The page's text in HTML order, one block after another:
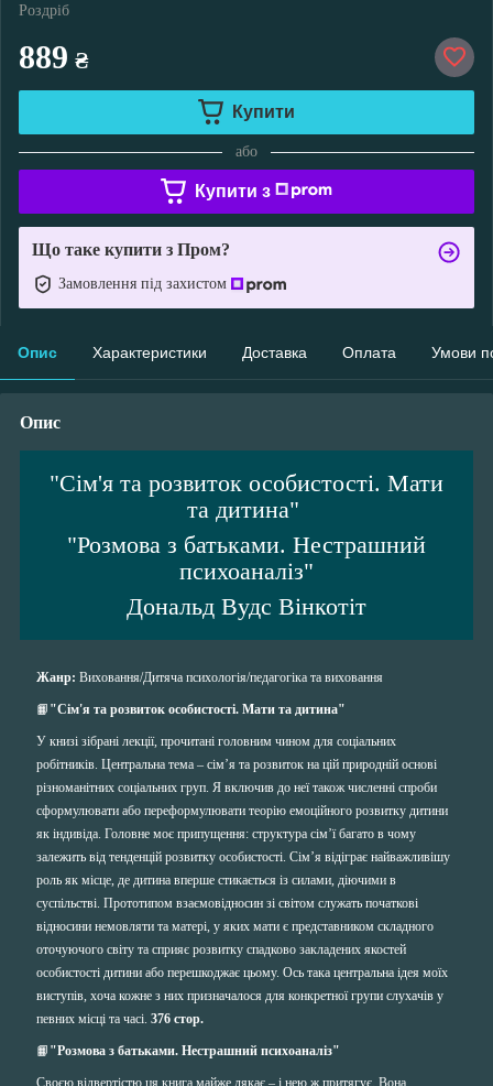
Роздріб
889 ₴
Купити
або
Купити з
Що таке купити з Пром?
Замовлення під захистом
Опис Характеристики Доставка Оплата Умови
Опис
"Сім'я та розвиток особистості. Мати
та дитина"
"Розмова з батьками. Нестрашний
психоаналіз"
Дональд Вудс Вінкотіт
Жанр: Виховання/Дитяча психологія/педагогіка та виховання
📙 "Сім'я та розвиток особистості. Мати та дитина"
У книзі зібрані лекції, прочитані головним чином для соціальних
робітників. Центральна тема – сім’я та розвиток на цій природній основі
різноманітних соціальних груп. Я включив до неї також численні спроби
сформулювати або переформулювати теорію емоційного розвитку дитини
як індивіда. Головне моє припущення: структура сім’ї багато в чому
залежить від тенденцій розвитку особистості. Сім’я відіграє найважливішу
роль як місце, де дитина вперше стикається із силами, діючими в
суспільстві. Прототипом взаємовідносин зі світом служать початкові
відносини немовляти та матері, у яких мати є представником складного
оточуючого світу та сприяє розвитку спадково закладених якостей
особистості дитини або перешкоджає цьому. Ось така центральна ідея моїх
виступів, хоча кожне з них призначалося для конкретної групи слухачів у
певних місці та часі. 376 стор.
📙 "Розмова з батьками. Нестрашний психоаналіз"
Своєю відвертістю ця книга майже лякає – і нею ж притягує. Вона